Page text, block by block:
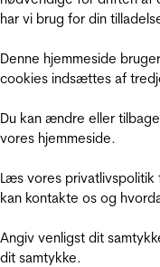
har vi brug for din
Denne hjemmeside
cookies indsættes af
Du kan ændre eller
vores hjemmeside.
Læs vores
kan kontakte os og
Angiv venligst dit
dit samtykke.